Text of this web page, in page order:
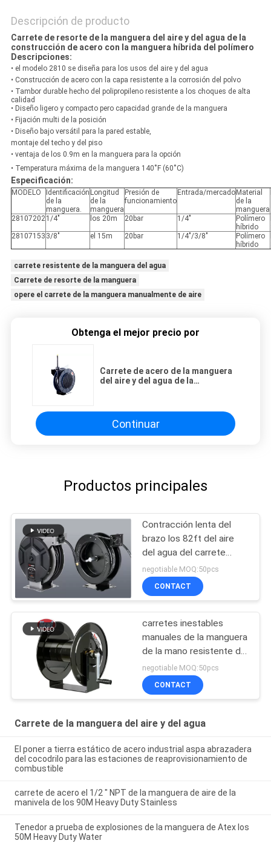
Descripción de producto
Carrete de resorte de la manguera del aire y del agua de la
construcción de acero con la manguera híbrida del polímero
Descripciones:
• el modelo 2810 se diseña para los usos del aire y del agua
• Construcción de acero con la capa resistente a la corrosión del polvo
• Tambor durable hecho del polipropileno resistente a los choques de alta
calidad
• Diseño ligero y compacto pero capacidad grande de la manguera
• Fijación multi de la posición
• Diseño bajo versátil para la pared estable,
montaje del techo y del piso
• ventaja de los 0.9m en la manguera para la opción
• Temperatura máxima de la manguera 140˚F (60˚C)
Especificación:
MODELO
Identificación
de la
manguera.
Longitud
de la
manguera
Presión de
funcionamiento
Entrada/mercado Material
de la
manguera
281072021/4" los 20m 20bar 1/4"
Polímero
híbrido
28107153 3/8" el 15m 20bar 1/4"/3/8"
Polímero
híbrido
carrete resistente de la manguera del agua
Carrete de resorte de la manguera
opere el carrete de la manguera manualmente de aire
Obtenga el mejor precio por
Carrete de acero de la manguera
del aire y del agua de la
15m
Continuar
Productos principales
Contracción lenta del
brazo los 82ft del aire
del agua del carrete
doble de la manguera
negotiable MOQ:50pcs
CONTACT
carretes inestables
manuales de la manguera
de la mano resistente de
la presión de
funcionamiento 4000psi
negotiable MOQ:50pcs
CONTACT
Carrete de la manguera del aire y del agua
El poner a tierra estático de acero industrial aspa abrazadera
del cocodrilo para las estaciones de reaprovisionamiento de
combustible
carrete de acero el 1/2 " NPT de la manguera de aire de la
manivela de los 90M Heavy Duty Stainless
Tenedor a prueba de explosiones de la manguera de Atex los
50M Heavy Duty Water